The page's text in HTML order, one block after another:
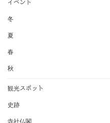
イベント
冬
夏
春
秋
観光スポット
史跡
寺社仏閣